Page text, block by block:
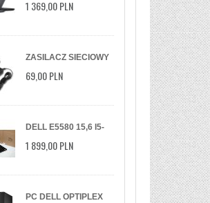
W10P
1 369,00 PLN
ZASILACZ SIECIOWY
MONITORA LG 19V |
69,00 PLN
DELL E5580 15,6 I5-
SSD 256GB NVIDIA
WINDOWS 10/11 PRO
1 899,00 PLN
PC DELL OPTIPLEX